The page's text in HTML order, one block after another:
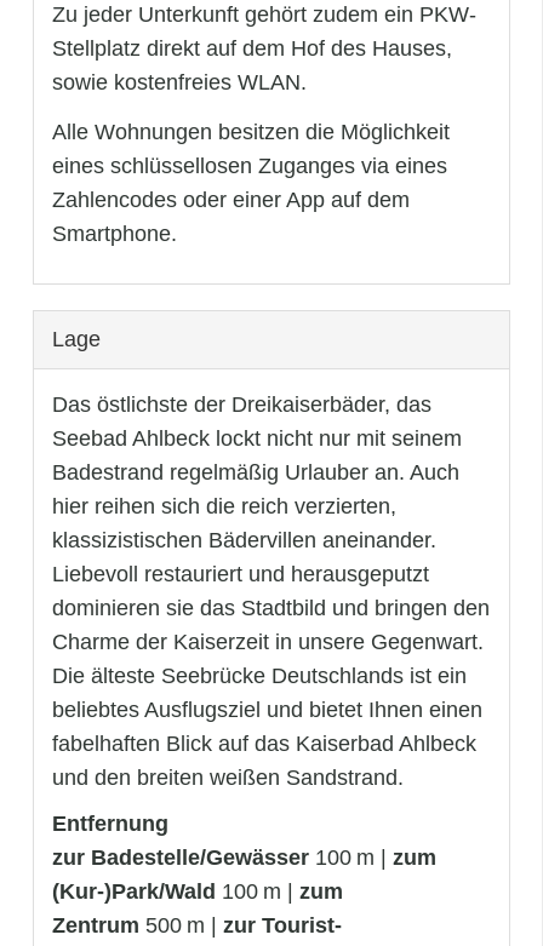
Zu jeder Unterkunft gehört zudem ein PKW-
Stellplatz direkt auf dem Hof des Hauses,
sowie kostenfreies WLAN.
Alle Wohnungen besitzen die Möglichkeit
eines schlüssellosen Zuganges via eines
Zahlencodes oder einer App auf dem
Smartphone.
Lage
Das östlichste der Dreikaiserbäder, das
Seebad Ahlbeck lockt nicht nur mit seinem
Badestrand regelmäßig Urlauber an. Auch
hier reihen sich die reich verzierten,
klassizistischen Bädervillen aneinander.
Liebevoll restauriert und herausgeputzt
dominieren sie das Stadtbild und bringen den
Charme der Kaiserzeit in unsere Gegenwart.
Die älteste Seebrücke Deutschlands ist ein
beliebtes Ausflugsziel und bietet Ihnen einen
fabelhaften Blick auf das Kaiserbad Ahlbeck
und den breiten weißen Sandstrand.
Entfernung
zur Badestelle/Gewässer 100 m | zum
(Kur-)Park/Wald 100 m | zum
Zentrum 500 m | zur Tourist-